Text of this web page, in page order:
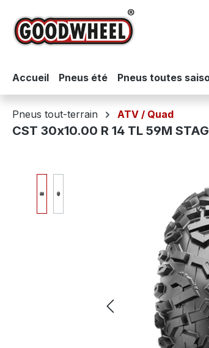
au contenu principal
Passer à la recherche
Passer à la navigation principale
Accueil Pneus été Pneus toutes
Pneus tout-terrain ATV / Quad
CST 30x10.00 R 14 TL 59M